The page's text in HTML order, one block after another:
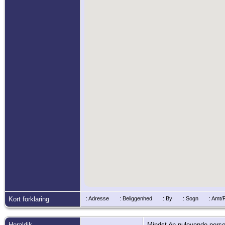
Kort forklaring : Adresse : Beliggenhed : By : Sogn :